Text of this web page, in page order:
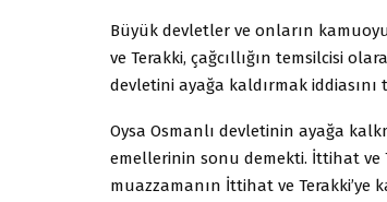
Büyük devletler ve onların
ve Terakki, çağcıllığın temsilcisi
devletini ayağa kaldırmak iddiasını
Oysa Osmanlı devletinin ayağa
emellerinin sonu demekti. İttihat ve
muazzamanın İttihat ve